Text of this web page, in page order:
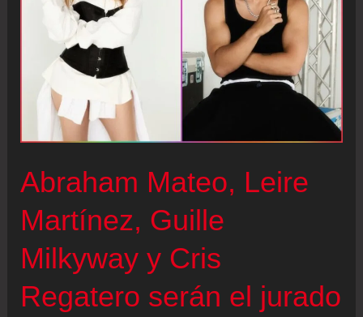
Abraham Mateo, Leire
Martínez, Guille
Milkyway y Cris
Regatero serán el jurado